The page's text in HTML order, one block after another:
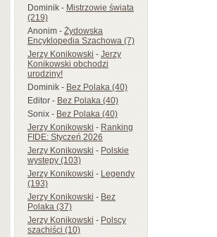
Dominik-Mistrzowie świata
(219)
Anonim-Żydowska
Encyklopedia Szachowa (7)
Jerzy Konikowski-Jerzy
Konikowski obchodzi
urodziny!
Dominik-Bez Polaka (40)
Editor-Bez Polaka (40)
Sonix-Bez Polaka (40)
Jerzy Konikowski-Ranking
FIDE: Styczeń 2026
Jerzy Konikowski-Polskie
występy (103)
Jerzy Konikowski-Legendy
(193)
Jerzy Konikowski-Bez
Polaka (37)
Jerzy Konikowski-Polscy
szachiści (10)